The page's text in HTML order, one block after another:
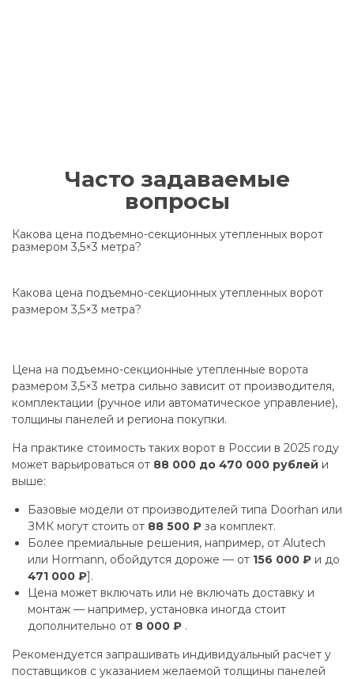
Часто задаваемые
вопросы
Какова цена подъемно-секционных утепленных ворот
размером 3,5×3 метра?
Какова цена подъемно-секционных утепленных ворот
размером 3,5×3 метра?
Цена на подъемно-секционные утепленные ворота
размером 3,5×3 метра сильно зависит от производителя,
комплектации (ручное или автоматическое управление),
толщины панелей и региона покупки.
На практике стоимость таких ворот в России в 2025 году
может варьироваться от 88 000 до 470 000 рублей и
выше:
Базовые модели от производителей типа Doorhan или
ЗМК могут стоить от 88 500 ₽ за комплект.
Более премиальные решения, например, от Alutech
или Hormann, обойдутся дороже — от 156 000 ₽ и до
471 000 ₽].
Цена может включать или не включать доставку и
монтаж — например, установка иногда стоит
дополнительно от 8 000 ₽ .
Рекомендуется запрашивать индивидуальный расчет у
поставщиков с указанием желаемой толщины панелей